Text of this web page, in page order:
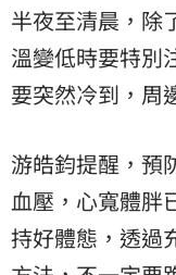
半夜至清晨，除
溫變低時要特別
要突然冷到，周
游皓鈞提醒，預
血壓，心寬體胖
持好體態，透過